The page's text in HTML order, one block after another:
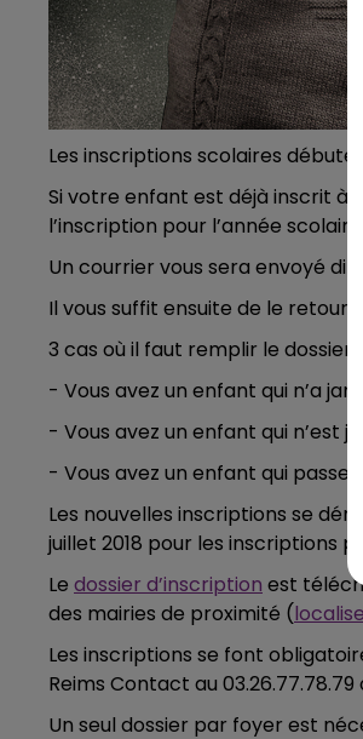
Les inscriptions scolaires
Si votre enfant est déjà inscrit à
l’inscription pour l’année
Un courrier vous sera envoyé
Il vous suffit ensuite de le
3 cas où il faut remplir le dossier
- Vous avez un enfant qui n’a
- Vous avez un enfant qui n’est
- Vous avez un enfant qui
Les nouvelles inscriptions se
juillet 2018 pour les inscriptions
Le dossier d’inscription est
des mairies de proximité (
Les inscriptions se font
Reims Contact au 03.26.77.78.79
Un seul dossier par foyer est
LE TICKET